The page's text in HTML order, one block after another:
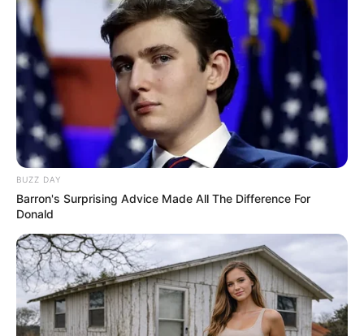
BUZZ DAY
Barron's Surprising Advice Made All The Difference For
Donald